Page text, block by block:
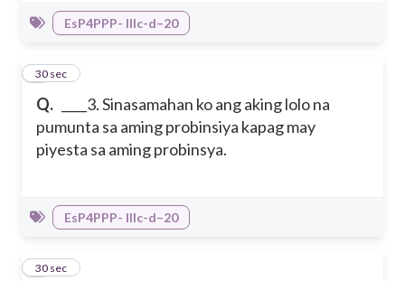
EsP4PPP- IIIc-d–20
Q.
____3. Sinasamahan ko ang aking lolo na
pumunta sa aming probinsiya kapag may
piyesta sa aming probinsya.
3
30 sec
EsP4PPP- IIIc-d–20
4
30 sec